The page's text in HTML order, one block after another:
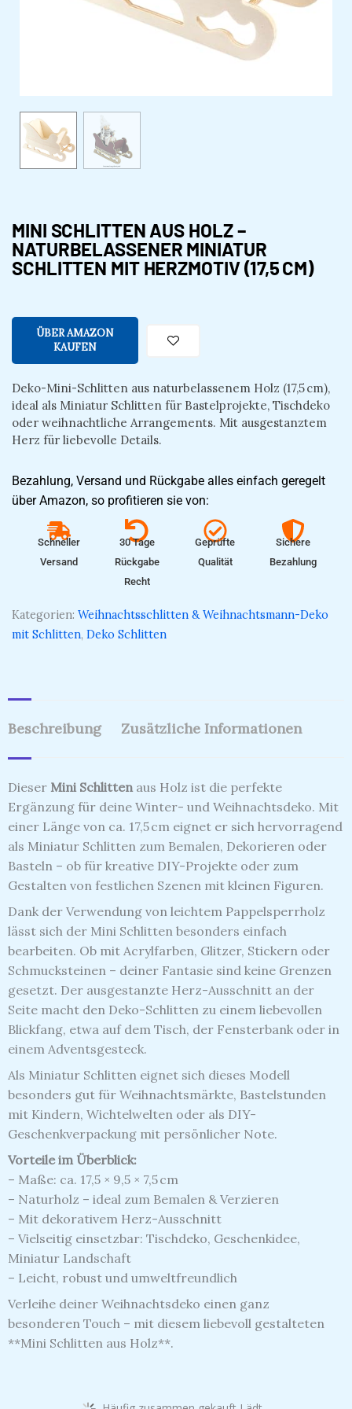
MINI SCHLITTEN AUS HOLZ –
NATURBELASSENER MINIATUR
SCHLITTEN MIT HERZMOTIV (17,5 CM)
ÜBER AMAZON
KAUFEN
Deko-Mini-Schlitten aus naturbelassenem Holz (17,5 cm),
ideal als Miniatur Schlitten für Bastelprojekte, Tischdeko
oder weihnachtliche Arrangements. Mit ausgestanztem
Herz für liebevolle Details.
Bezahlung, Versand und Rückgabe alles einfach geregelt
über Amazon, so profitieren sie von:
Schneller
Versand
30 Tage
Rückgabe
Recht
Geprüfte
Qualität
Sichere
Bezahlung
Kategorien: Weihnachtsschlitten & Weihnachtsmann-Deko
mit Schlitten, Deko Schlitten
Beschreibung Zusätzliche Informationen
Dieser Mini Schlitten aus Holz ist die perfekte
Ergänzung für deine Winter- und Weihnachtsdeko. Mit
einer Länge von ca. 17,5 cm eignet er sich hervorragend
als Miniatur Schlitten zum Bemalen, Dekorieren oder
Basteln – ob für kreative DIY-Projekte oder zum
Gestalten von festlichen Szenen mit kleinen Figuren.
Dank der Verwendung von leichtem Pappelsperrholz
lässt sich der Mini Schlitten besonders einfach
bearbeiten. Ob mit Acrylfarben, Glitzer, Stickern oder
Schmucksteinen – deiner Fantasie sind keine Grenzen
gesetzt. Der ausgestanzte Herz-Ausschnitt an der
Seite macht den Deko-Schlitten zu einem liebevollen
Blickfang, etwa auf dem Tisch, der Fensterbank oder in
einem Adventsgesteck.
Als Miniatur Schlitten eignet sich dieses Modell
besonders gut für Weihnachtsmärkte, Bastelstunden
mit Kindern, Wichtelwelten oder als DIY-
Geschenkverpackung mit persönlicher Note.
Vorteile im Überblick:
– Maße: ca. 17,5 × 9,5 × 7,5 cm
– Naturholz – ideal zum Bemalen & Verzieren
– Mit dekorativem Herz-Ausschnitt
– Vielseitig einsetzbar: Tischdeko, Geschenkidee,
Miniatur Landschaft
– Leicht, robust und umweltfreundlich
Verleihe deiner Weihnachtsdeko einen ganz
besonderen Touch – mit diesem liebevoll gestalteten
**Mini Schlitten aus Holz**.